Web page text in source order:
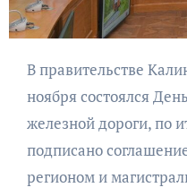
В правительстве Калининградской области 14
ноября состоялся
железной дороги, по
подписано
регионом и